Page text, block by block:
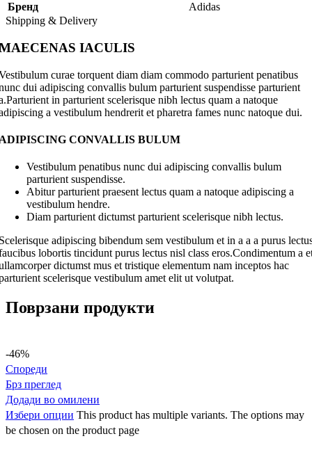
Бренд
Adidas
Shipping & Delivery
IACULIS
curae torquent diam diam commodo parturient penatibus
dui adipiscing convallis bulum parturient suspendisse parturient
in parturient scelerisque nibh lectus quam a natoque
a vestibulum hendrerit et pharetra fames nunc natoque dui.
CONVALLIS BULUM
Vestibulum penatibus nunc dui adipiscing convallis bulum
parturient suspendisse.
Abitur parturient praesent lectus quam a natoque adipiscing a
vestibulum hendre.
Diam parturient dictumst parturient scelerisque nibh lectus.
adipiscing bibendum sem vestibulum et in a a a purus
lobortis tincidunt purus lectus nisl class eros.Condimentum a
dictumst mus et tristique elementum nam inceptos hac
scelerisque vestibulum amet elit ut volutpat.
Поврзани продукти
-46%
Спореди
Брз преглед
Додади во омилени
Избери опции This product has multiple variants. The options may
be chosen on the product page